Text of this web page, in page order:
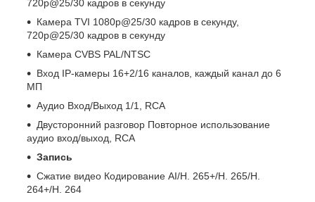
720p@25/30 кадров в секунду
Камера TVI 1080p@25/30 кадров в секунду,
720p@25/30 кадров в секунду
Камера CVBS PAL/NTSC
Вход IP-камеры 16+2/16 каналов, каждый канал до 6
МП
Аудио Вход/Выход 1/1, RCA
Двусторонний разговор Повторное использование
аудио вход/выход, RCA
Запись
Сжатие видео Кодирование AI/H. 265+/H. 265/H.
264+/H. 264